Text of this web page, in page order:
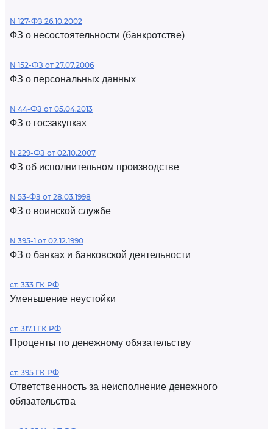
N 127-ФЗ 26.10.2002
ФЗ о несостоятельности (банкротстве)
N 152-ФЗ от 27.07.2006
ФЗ о персональных данных
N 44-ФЗ от 05.04.2013
ФЗ о госзакупках
N 229-ФЗ от 02.10.2007
ФЗ об исполнительном производстве
N 53-ФЗ от 28.03.1998
ФЗ о воинской службе
N 395-1 от 02.12.1990
ФЗ о банках и банковской деятельности
ст. 333 ГК РФ
Уменьшение неустойки
ст. 317.1 ГК РФ
Проценты по денежному обязательству
ст. 395 ГК РФ
Ответственность за неисполнение денежного
обязательства